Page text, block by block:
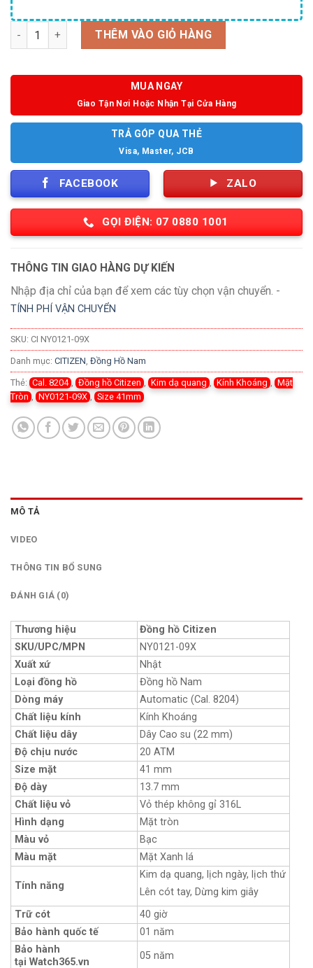
Số lượng THÊM VÀO GIỎ HÀNG
MUA NGAY
Giao Tận Nơi Hoặc Nhận Tại Cửa Hàng
TRẢ GÓP QUA THẺ
Visa, Master, JCB
FACEBOOK ZALO
GỌI ĐIỆN: 07 0880 1001
THÔNG TIN GIAO HÀNG DỰ KIẾN
Nhập địa chỉ của bạn để xem các tùy chọn vận chuyển. -
TÍNH PHÍ VẬN CHUYỂN
SKU: CI NY0121-09X
Danh mục: CITIZEN Đồng Hồ Nam
Thẻ: Cal. 8204 Đồng hồ Citizen Kim dạ quang Kính Khoáng
Mặt
Tròn
NY0121-09X Size 41mm
MÔ TẢ
VIDEO
THÔNG TIN BỔ SUNG
ĐÁNH GIÁ (0)
Thương hiệu
Đồng hồ Citizen
SKU/UPC/MPN
NY0121-09X
Xuất xứ
Nhật
Loại đồng hồ
Đồng hồ Nam
Dòng máy
Automatic (Cal. 8204)
Chất liệu kính
Kính Khoáng
Chất liệu dây
Dây Cao su (22 mm)
Độ chịu nước
20 ATM
Size mặt
41 mm
Độ dày
13.7 mm
Chất liệu vỏ
Vỏ thép không gỉ 316L
Hình dạng
Mặt tròn
Màu vỏ
Bạc
Màu mặt
Mặt Xanh lá
Tính năng
Kim dạ quang, lịch ngày, lịch thứ
Lên cót tay, Dừng kim giây
Trữ cót
40 giờ
Bảo hành quốc tế
01 năm
Bảo hành
tại Watch365.vn
05 năm